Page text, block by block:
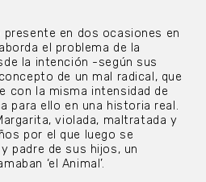
presente en dos ocasiones en
el problema de la
la intención -según sus
de un mal radical, que
con la misma intensidad de
para ello en una historia real.
violada, maltratada y
por el que luego se
padre de sus hijos, un
‘el Animal’.